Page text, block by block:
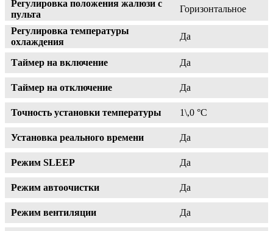
Регулировка положения жалюзи с
пульта
Горизонтальное
Регулировка температуры
охлаждения
Да
Таймер на включение Да
Таймер на отключение Да
Точность установки температуры 1\,0 °С
Установка реального времени Да
Режим SLEEP Да
Режим автоочистки Да
Режим вентиляции Да